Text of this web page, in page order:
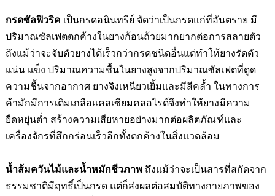
กรดซัลฟิวริค เป็นกรดอนินทรีย์ จัดว่าเป็นกรดแก่ที่อันตราย มี
ปริมาณซัลเฟตตกค้างในยางก้อนถ้วยมากยากต่อการสลายตัว
ถึงแม้ว่าจะจับตัวยางได้เร็วกว่ากรดชนิดอื่นแต่ทำให้ยางรัดตัว
แน่น แข็ง ปริมาณความชื้นในยางสูงจากปริมาณซัลเฟตที่ดูด
ความชื้นจากอากาศ ยางจึงเหนียวเยิ้มและมีสีคล้ำ ในทางการ
ค้ามักมีการเติมเกลือแคลเซียมคลอไรด์จึงทำให้ยางมีความ
ยืดหยุ่นต่ำ สร้างความเสียหายอย่างมากต่อผลิตภัณฑ์และ
เครื่องจักรที่สึกกร่อนเร็วอีกทั้งตกค้างในสิ่งแวดล้อม
น้ำส้มควันไม้และน้ำหมักชีวภาพ ถึงแม้ว่าจะเป็นสารที่สกัดจาก
ธรรมชาติมีฤทธิ์เป็นกรด แต่ก็ส่งผลต่อสมบัติทางกายภาพของ